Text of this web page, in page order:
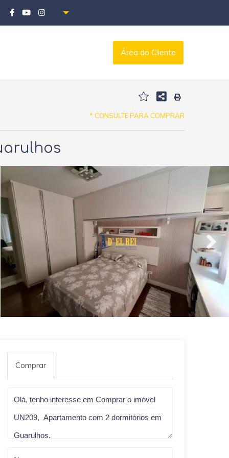
Área do Cliente
* CONSULTE PARA COMPRAR
Comprar